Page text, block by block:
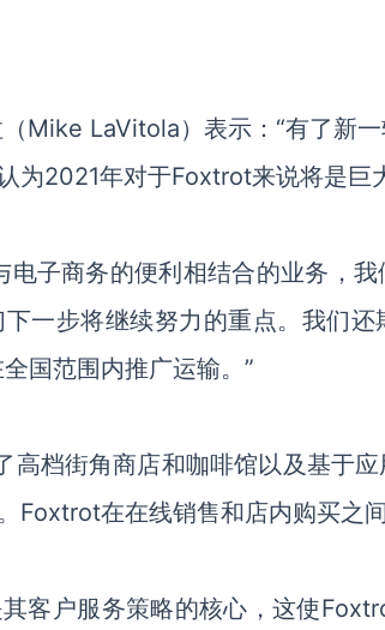
（Mike LaVitola）表示：“有了新
为2021年对于Foxtrot来说将是巨
电子商务的便利相结合的业务 ， 我
一步将继续努力的重点。我们
国范围内推广运输。”
档街角商店和咖啡馆以及基于
Foxtrot在在线销售和店内购买之间
客户服务策略的核心，这使